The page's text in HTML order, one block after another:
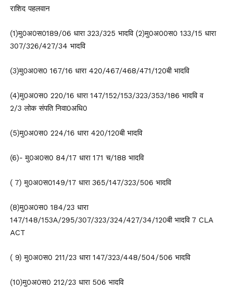
राशिद पहलवान
(1)मु0अ0स0189/06 धारा 323/325 भादवि (2)मु0अ00स0 133/15 धारा
307/326/427/34 भादवि
(3)मु0अ0स0 167/16 धारा 420/467/468/471/120बी भादवि
(4)मु0अ0स0 220/16 धारा 147/152/153/323/353/186 भादवि व
2/3 लोक संपति निवा0अधि0
(5)मु0अ0स0 224/16 धारा 420/120बी भादवि
(6)- मु0अ0स0 84/17 धारा 171 च/188 भादवि
( 7) मु0अ0स0149/17 धारा 365/147/323/506 भादवि
(8)मु0अ0स0 184/23 धारा
147/148/153A/295/307/323/324/427/34/120बी भादवि 7 CLA
ACT
( 9) मु0अ0स0 211/23 धारा 147/323/448/504/506 भादवि
(10)मु0अ0स0 212/23 धारा 506 भादवि